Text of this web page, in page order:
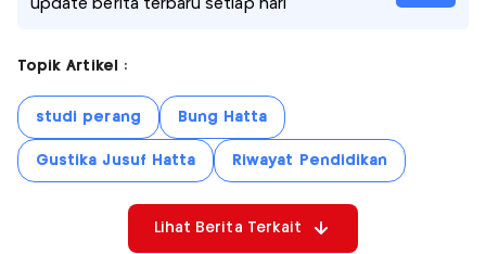
update berita terbaru setiap hari
Topik Artikel :
studi perang Bung Hatta
Gustika Jusuf Hatta Riwayat Pendidikan
Lihat Berita Terkait